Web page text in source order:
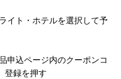
イト・ホテルを選択して予
申込ページ内のクーポンコ
登録を押す